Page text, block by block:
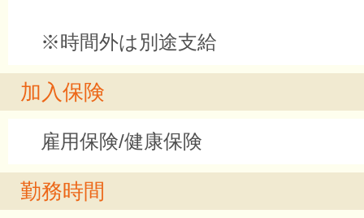
※時間外は別途支給
加入保険
雇用保険/健康保険
勤務時間